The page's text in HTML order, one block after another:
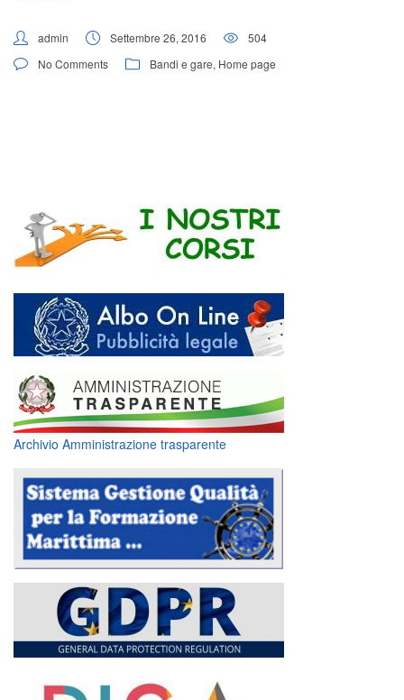
admin Settembre 26, 2016
504
No Comments
Bandi e gare, Home page
Archivio Amministrazione trasparente